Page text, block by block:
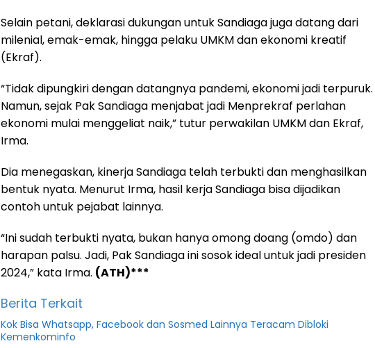
Selain petani, deklarasi dukungan untuk Sandiaga juga datang dari
milenial, emak-emak, hingga pelaku UMKM dan ekonomi kreatif
(Ekraf).
“Tidak dipungkiri dengan datangnya pandemi, ekonomi jadi terpuruk.
Namun, sejak Pak Sandiaga menjabat jadi Menprekraf perlahan
ekonomi mulai menggeliat naik,” tutur perwakilan UMKM dan Ekraf,
Irma.
Dia menegaskan, kinerja Sandiaga telah terbukti dan menghasilkan
bentuk nyata. Menurut Irma, hasil kerja Sandiaga bisa dijadikan
contoh untuk pejabat lainnya.
“Ini sudah terbukti nyata, bukan hanya omong doang (omdo) dan
harapan palsu. Jadi, Pak Sandiaga ini sosok ideal untuk jadi presiden
2024,” kata Irma. (ATH)***
Berita Terkait
Kok Bisa Whatsapp, Facebook dan Sosmed Lainnya Teracam Dibloki
Kemenkominfo